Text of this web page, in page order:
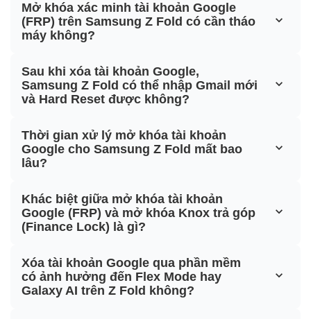
Mở khóa xác minh tài khoản Google
(FRP) trên Samsung Z Fold có cần tháo
máy không?
Sau khi xóa tài khoản Google,
Samsung Z Fold có thể nhập Gmail mới
và Hard Reset được không?
Thời gian xử lý mở khóa tài khoản
Google cho Samsung Z Fold mất bao
lâu?
Khác biệt giữa mở khóa tài khoản
Google (FRP) và mở khóa Knox trả góp
(Finance Lock) là gì?
Xóa tài khoản Google qua phần mềm
có ảnh hưởng đến Flex Mode hay
Galaxy AI trên Z Fold không?